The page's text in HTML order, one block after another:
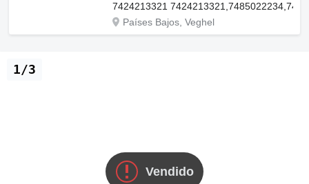
7424213321
Países Bajos, Veghel
Vendido
1/3